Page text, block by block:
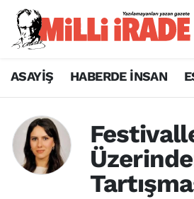
ASAYİŞ HABERDE İNSAN